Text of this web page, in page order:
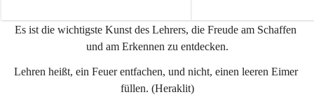
e
n
e
n
a
Es ist die wichtigste Kunst des Lehrers, die Freude am Schaffen
und am Erkennen zu entdecken.
Lehren heißt, ein Feuer entfachen, und nicht, einen leeren Eimer
füllen. (Heraklit)